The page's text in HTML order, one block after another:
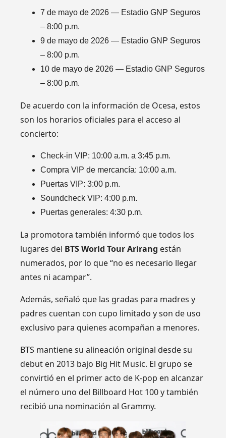
7 de mayo de 2026 — Estadio GNP Seguros
– 8:00 p.m.
9 de mayo de 2026 — Estadio GNP Seguros
– 8:00 p.m.
10 de mayo de 2026 — Estadio GNP Seguros
– 8:00 p.m.
De acuerdo con la información de Ocesa, estos
son los horarios oficiales para el acceso al
concierto:
Check-in VIP: 10:00 a.m. a 3:45 p.m.
Compra VIP de mercancía: 10:00 a.m.
Puertas VIP: 3:00 p.m.
Soundcheck VIP: 4:00 p.m.
Puertas generales: 4:30 p.m.
La promotora también informó que todos los
lugares del BTS World Tour Arirang están
numerados, por lo que “no es necesario llegar
antes ni acampar”.
Además, señaló que las gradas para madres y
padres cuentan con cupo limitado y son de uso
exclusivo para quienes acompañan a menores.
BTS mantiene su alineación original desde su
debut en 2013 bajo Big Hit Music. El grupo se
convirtió en el primer acto de K-pop en alcanzar
el número uno del Billboard Hot 100 y también
recibió una nominación al Grammy.